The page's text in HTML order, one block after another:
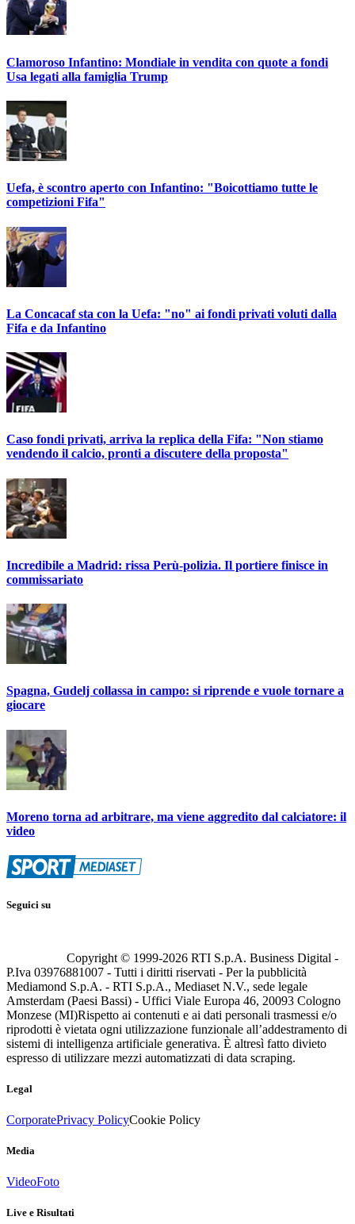
Clamoroso Infantino: Mondiale in vendita con quote a fondi
Usa legati alla famiglia Trump
Uefa, è scontro aperto con Infantino: "Boicottiamo tutte le
competizioni Fifa"
La Concacaf sta con la Uefa: "no" ai fondi privati voluti dalla
Fifa e da Infantino
Caso fondi privati, arriva la replica della Fifa: "Non stiamo
vendendo il calcio, pronti a discutere della proposta"
Incredibile a Madrid: rissa Perù-polizia. Il portiere finisce in
commissariato
Spagna, Gudelj collassa in campo: si riprende e vuole tornare a
giocare
Moreno torna ad arbitrare, ma viene aggredito dal calciatore: il
video
Seguici su
Copyright © 1999-2026 RTI S.p.A. Business Digital -
P.Iva 03976881007 - Tutti i diritti riservati - Per la pubblicità
Mediamond S.p.A. - RTI S.p.A., Mediaset N.V., sede legale
Amsterdam (Paesi Bassi) - Uffici Viale Europa 46, 20093 Cologno
Monzese (MI)Rispetto ai contenuti e ai dati personali trasmessi e/o
riprodotti è vietata ogni utilizzazione funzionale all’addestramento di
sistemi di intelligenza artificiale generativa. È altresì fatto divieto
espresso di utilizzare mezzi automatizzati di data scraping.
Legal
CorporatePrivacy PolicyCookie Policy
Media
VideoFoto
Live e Risultati